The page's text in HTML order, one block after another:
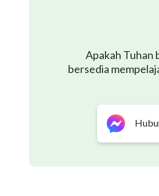
Apakah Tuhan
bersedia